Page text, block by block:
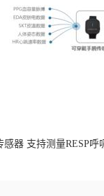
器 支持测量RESP